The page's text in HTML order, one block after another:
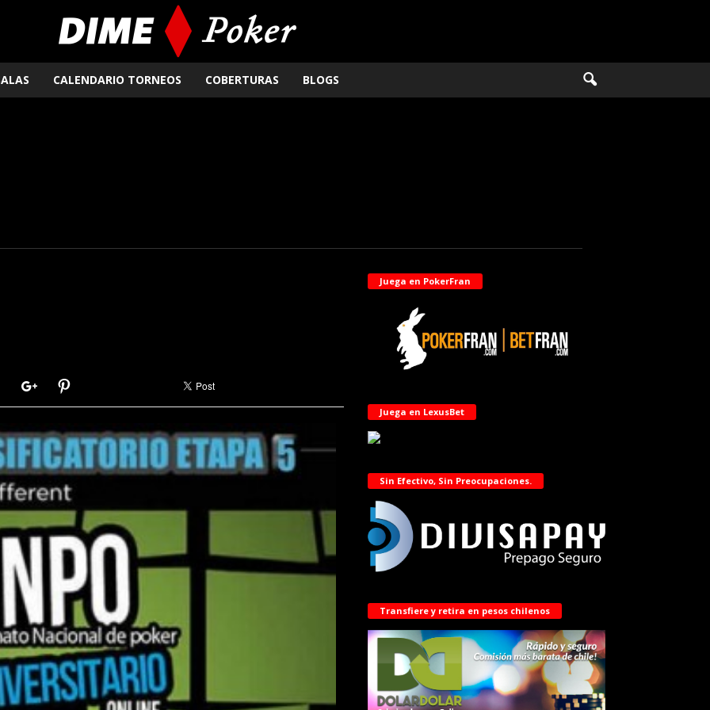
CALENDARIO TORNEOS COBERTURAS BLOGS
Juega en PokerFran
Juega en LexusBet
Sin Efectivo, Sin Preocupaciones.
Transfiere y retira en pesos chilenos